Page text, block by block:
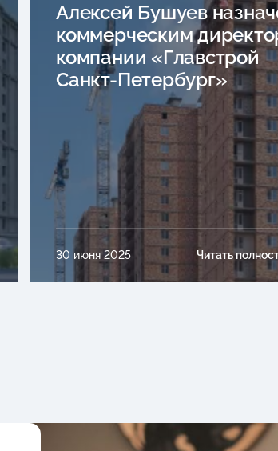
Алексей Бушуев
коммерческим
компании «Главстрой
Санкт-Петербург»
30 июня 2025 Читать